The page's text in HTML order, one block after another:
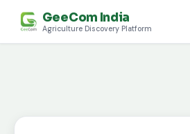
GeeCom India
Agriculture Discovery Platform